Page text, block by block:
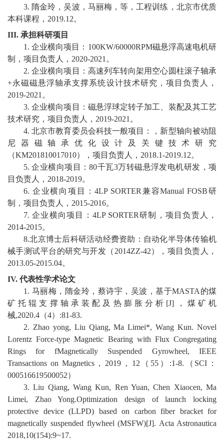
教
资
学
园
合
交
流
3. 隋金玲，吴波，马丽梅，等，工程训练，北京市优质
本科课程， 2019.12。
III. 承担科研项目
1.企业横向项目： 100KW/60000RPM磁悬浮高速电机研
制，项目负责人， 2020-2021 。
2.企业横向项目：高速列车转向架用空心圆柱滚子轴承
+永磁磁悬浮轴承支撑系统设计技术研究，项目负责人，
2019-2021 。
3.企业横向项目：磁悬浮球定转子加工、装配及其工艺
技术研究，项目负责人， 2019-2021 。
4.北京市教育委员会科技一般项目：，新型轴向被动阻
尼器磁轴承优化设计及关键技术研究
（KM201810017010），项目负责人， 2018.1-2019.12。
5.企业横向项目：80千瓦3万转磁悬浮发电机研发，项
目负责人， 2018-2019。
6. 企业横向项目：4LP SORTER 兼容Manual FOSB研
制，项目负责人， 2015-2016。
7.企业横向项目： 4LP SORTER研制，项目负责人，
2014-2015。
8.北京博士后科研活动经费资助：自动化半导体传输机
械手测试平台的研究与开发（ 2014ZZ-42），项目负责人，
2013.05-2015.04。
IV. 代表性学术论文
1. 马丽梅，隋金玲，蔡诗宇，吴波，基于MASTA 的煤
矿托辊支撑轴承装配及热膨胀分析 [J] ，煤矿机
械,2020.4 （4） :81-83.
2. Zhao yong, Liu Qiang, Ma Limei*, Wang Kun. Novel
Lorentz Force-type Magnetic Bearing with Flux Congregating
Rings for fMagnetically Suspended Gyrowheel, IEEE
Transactions on Magnetics， 2019 ， 12 （ 55 ） :1-8. （ SCI ：
000516619500052）
3. Liu Qiang, Wang Kun, Ren Yuan, Chen Xiaocen, Ma
Limei, Zhao Yong.Optimization design of launch locking
protective device (LLPD) based on carbon fiber bracket for
magnetically suspended flywheel (MSFW)[J]. Acta Astronautica
2018,10(154):9~17.